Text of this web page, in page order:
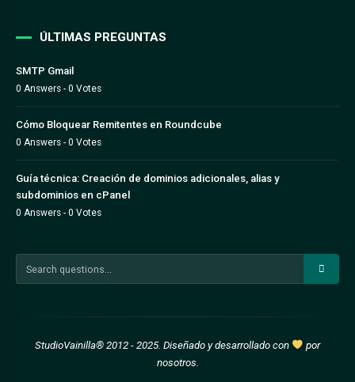
ÚLTIMAS PREGUNTAS
SMTP Gmail
0 Answers - 0 Votes
Cómo Bloquear Remitentes en Roundcube
0 Answers - 0 Votes
Guía técnica: Creación de dominios adicionales, alias y
subdominios en cPanel
0 Answers - 0 Votes
StudioVainilla® 2012 - 2025. Diseñado y desarrollado con
por
nosotros